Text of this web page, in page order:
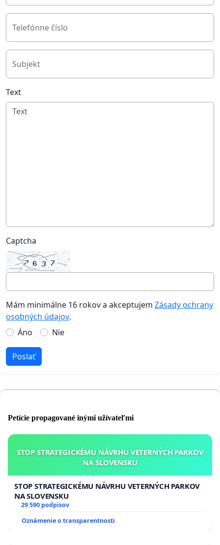
Telefónne číslo
Subjekt
Text
Captcha
Mám minimálne 16 rokov a akceptujem Zásady ochrany
osobných údajov.
Áno
Nie
Poslať
Petície propagované inými užívateľmi
STOP STRATEGICKÉMU NÁVRHU VETERNÝCH PARKOV
NA SLOVENSKU
STOP STRATEGICKÉMU NÁVRHU VETERNÝCH PARKOV
NA SLOVENSKU
29 590 podpisov
Oznámenie o transparentnosti